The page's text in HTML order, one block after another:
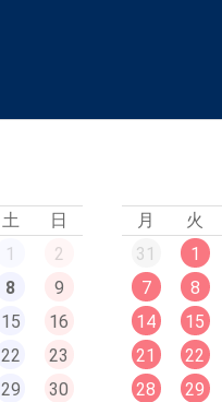
土
日
1
2
8
9
15
16
22
23
29 30
月 火
31
1
7
8
14
15
21
22
28
29